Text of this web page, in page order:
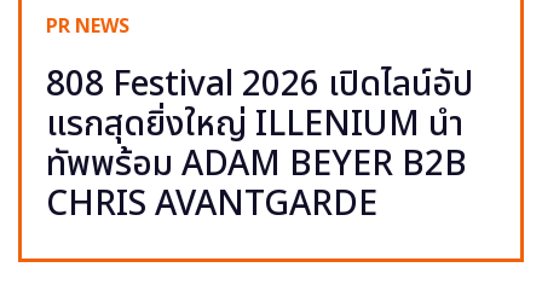
PR NEWS
808 Festival 2026 เปิดไลน์อัป
แรกสุดยิ่งใหญ่ ILLENIUM นำ
ทัพพร้อม ADAM BEYER B2B
CHRIS AVANTGARDE